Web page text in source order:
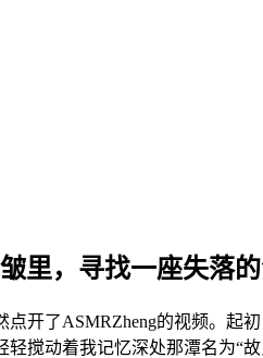
里，寻找一座失落
开了ASMRZheng的视频。起
搅动着我记忆深处那潭名为“故